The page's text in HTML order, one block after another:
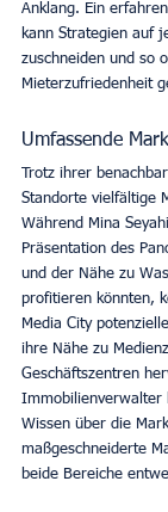
Anklang. Ein
kann Strategien auf
zuschneiden und so
Mieterzufriedenheit
Umfassende
Trotz ihrer
Standorte vielfältige
Während Mina
Präsentation des
und der Nähe zu
profitieren könnten,
Media City
ihre Nähe zu
Geschäftszentren
Immobilienverwalter
Wissen über die
maßgeschneiderte
beide Bereiche